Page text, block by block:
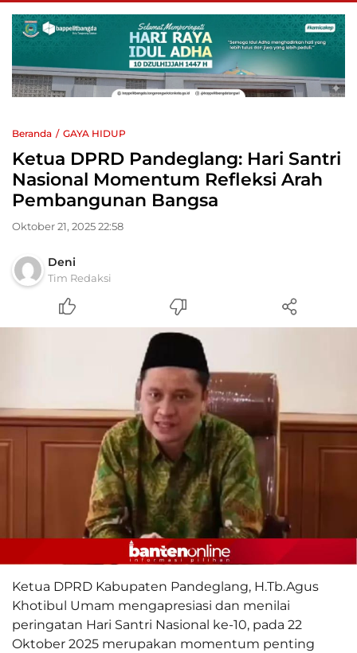
Beranda GAYA HIDUP
Ketua DPRD Pandeglang: Hari Santri
Nasional Momentum Refleksi Arah
Pembangunan Bangsa
Oktober 21, 2025 22:58
Deni
Tim Redaksi
Ketua DPRD Kabupaten Pandeglang, H.Tb.Agus
Khotibul Umam mengapresiasi dan menilai
peringatan Hari Santri Nasional ke-10, pada 22
Oktober 2025 merupakan momentum penting